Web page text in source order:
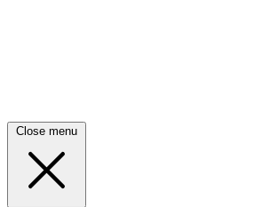
Close menu